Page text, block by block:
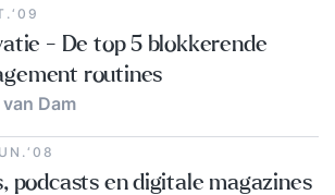
- De top 5 blokkerende
routines
van Dam
podcasts en digitale magazines